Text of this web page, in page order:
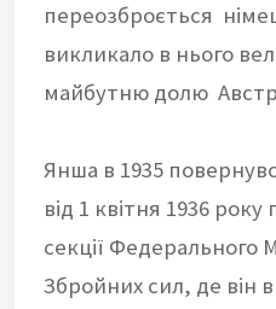
переозброється
викликало в нього
майбутню долю
Янша в 1935
від 1 квітня 1936 року
секції Федерального
Збройних сил, де він